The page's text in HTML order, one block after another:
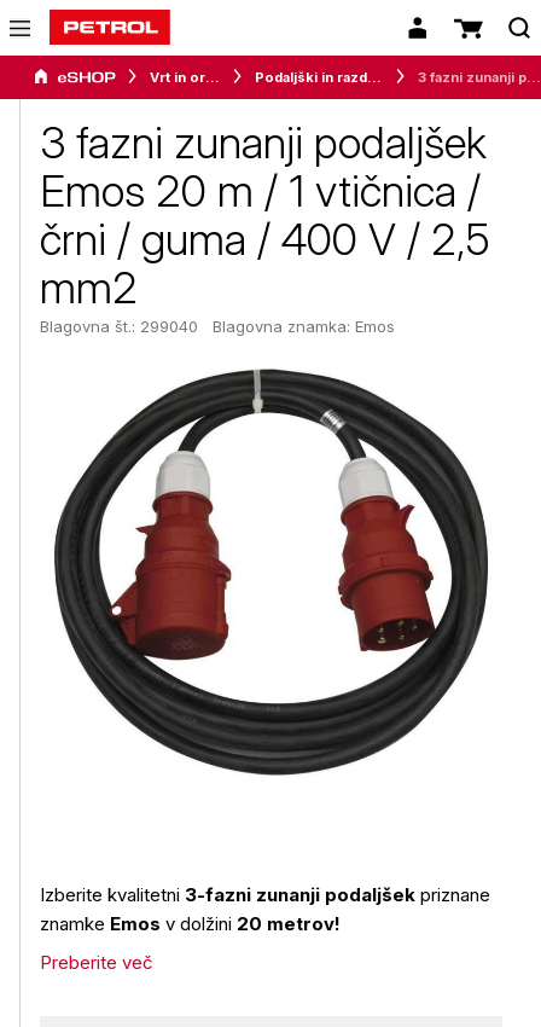
Vrt in orodje Podaljški in razdelilci
3 fazni zunanji podaljšek
Emos 20 m / 1 vtičnica /
črni / guma / 400 V / 2,5
mm2
Blagovna št.: 299040 Blagovna znamka: Emos
Izberite kvalitetni 3-fazni zunanji podaljšek priznane
znamke Emos v dolžini 20 metrov!
Preberite več